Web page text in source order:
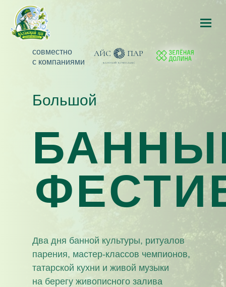
Большой
совместно
с компаниями
Два дня банной культуры, ритуалов
парения, мастер-классов чемпионов,
татарской кухни и живой музыки
на берегу живописного залива